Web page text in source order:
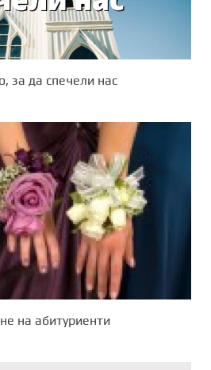
за да спечели нас
на абитуриенти